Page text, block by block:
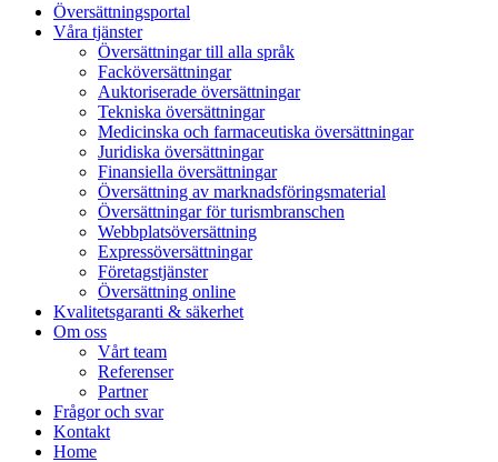
Översättningsportal
Våra tjänster
Översättningar till alla språk
Facköversättningar
Auktoriserade översättningar
Tekniska översättningar
Medicinska och farmaceutiska översättningar
Juridiska översättningar
Finansiella översättningar
Översättning av marknadsföringsmaterial
Översättningar för turismbranschen
Webbplatsöversättning
Expressöversättningar
Företagstjänster
Översättning online
Kvalitetsgaranti & säkerhet
Om oss
Vårt team
Referenser
Partner
Frågor och svar
Kontakt
Home